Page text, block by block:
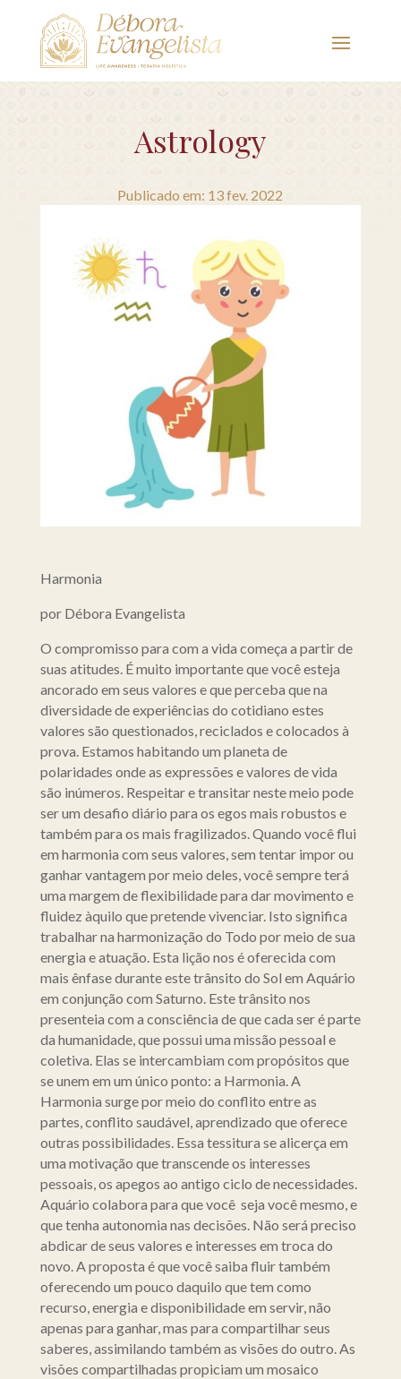
Astrology
Publicado em: 13 fev. 2022
Harmonia
por Débora Evangelista
O compromisso para com a vida começa a partir de
suas atitudes. É muito importante que você esteja
ancorado em seus valores e que perceba que na
diversidade de experiências do cotidiano estes
valores são questionados, reciclados e colocados à
prova. Estamos habitando um planeta de
polaridades onde as expressões e valores de vida
são inúmeros. Respeitar e transitar neste meio pode
ser um desafio diário para os egos mais robustos e
também para os mais fragilizados. Quando você flui
em harmonia com seus valores, sem tentar impor ou
ganhar vantagem por meio deles, você sempre terá
uma margem de flexibilidade para dar movimento e
fluidez àquilo que pretende vivenciar. Isto significa
trabalhar na harmonização do Todo por meio de sua
energia e atuação. Esta lição nos é oferecida com
mais ênfase durante este trânsito do Sol em Aquário
em conjunção com Saturno. Este trânsito nos
presenteia com a consciência de que cada ser é parte
da humanidade, que possui uma missão pessoal e
coletiva. Elas se intercambiam com propósitos que
se unem em um único ponto: a Harmonia. A
Harmonia surge por meio do conflito entre as
partes, conflito saudável, aprendizado que oferece
outras possibilidades. Essa tessitura se alicerça em
uma motivação que transcende os interesses
pessoais, os apegos ao antigo ciclo de necessidades.
Aquário colabora para que você seja você mesmo, e
que tenha autonomia nas decisões. Não será preciso
abdicar de seus valores e interesses em troca do
novo. A proposta é que você saiba fluir também
oferecendo um pouco daquilo que tem como
recurso, energia e disponibilidade em servir, não
apenas para ganhar, mas para compartilhar seus
saberes, assimilando também as visões do outro. As
visões compartilhadas propiciam um mosaico